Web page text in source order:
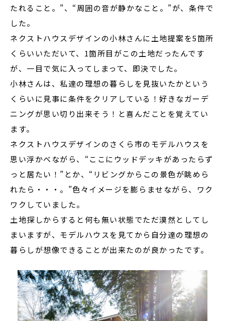
たれること。”、“周囲の音が静かなこと。”が、条件で
した。
ネクストハウスデザインの小林さんに土地提案を5箇所
くらいいただいて、1箇所目がこの土地だったんです
が、一目で気に入ってしまって、即決でした。
小林さんは、私達の理想の暮らしを見抜いたかという
くらいに見事に条件をクリアしている！好きなガーデ
ニングが思い切り出来そう！と喜んだことを覚えてい
ます。
ネクストハウスデザインのさくら市のモデルハウスを
思い浮かべながら、“ここにウッドデッキがあったらず
っと居たい！”とか、“リビングからこの景色が眺めら
れたら・・・。”色々イメージを膨らませながら、ワク
ワクしていました。
土地探しからすると何も無い状態でただ漠然としてし
まいますが、モデルハウスを見てから自分達の理想の
暮らしが想像できることが出来たのが良かったです。